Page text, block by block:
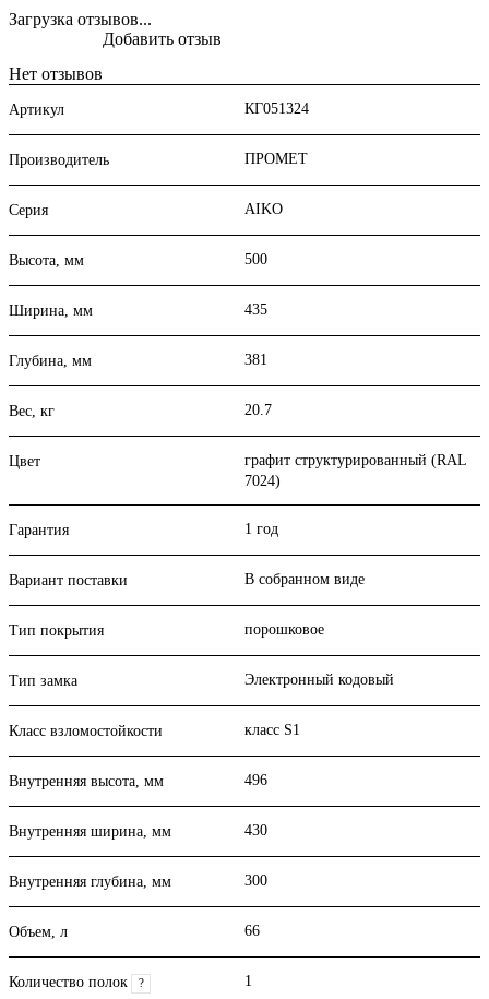
Загрузка отзывов...
Нет отзывов
Добавить отзыв
Артикул КГ051324
Производитель ПРОМЕТ
Серия AIKO
Высота, мм 500
Ширина, мм 435
Глубина, мм 381
Вес, кг 20.7
Цвет
графит структурированный (RAL
7024)
Гарантия 1 год
Вариант поставки В собранном виде
Тип покрытия порошковое
Тип замка Электронный кодовый
Класс взломостойкости класс S1
Внутренняя высота, мм 496
Внутренняя ширина, мм 430
Внутренняя глубина, мм 300
Объем, л 66
Количество полок ? 1